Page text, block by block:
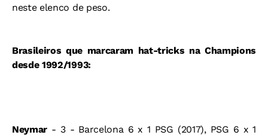
neste elenco de peso.
Brasileiros que marcaram hat-tricks na Champions
desde 1992/1993:
Neymar - 3 - Barcelona 6 x 1 PSG (2017), PSG 6 x 1